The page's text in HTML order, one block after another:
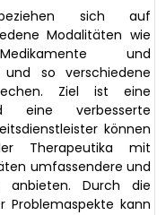
beziehen sich auf
Modalitäten wie
und
und so verschiedene
Ziel ist eine
eine verbesserte
können
Therapeutika mit
umfassendere und
anbieten. Durch die
Problemaspekte kann